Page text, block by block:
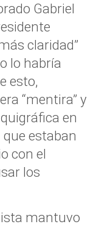
Gabriel
claridad”
lo habría
esto,
“mentira” y
en
estaban
con el
los
mantuvo